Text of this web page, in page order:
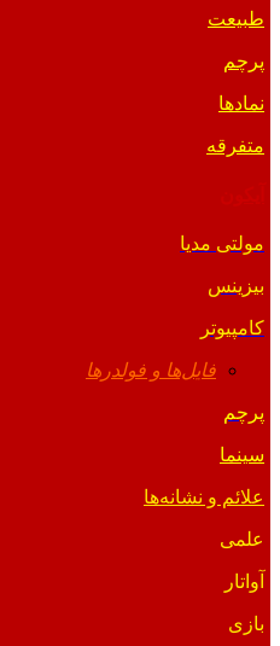
طبیعت
پرچم
نمادها
متفرقه
مولتی مدیا
بیزینس
کامپیوتر
فایل‌ها و فولدرها
پرچم
سینما
علائم و نشانه‌ها
علمی
آواتار
بازی